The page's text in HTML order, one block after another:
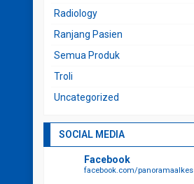
Radiology
Ranjang Pasien
Semua Produk
Troli
Uncategorized
SOCIAL MEDIA
Facebook
facebook.com/panoramaalkes